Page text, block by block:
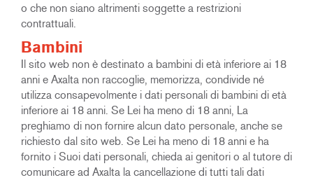
o che non siano altrimenti soggette a restrizioni
contrattuali.
Bambini
Il sito web non è destinato a bambini di età inferiore ai 18
anni e Axalta non raccoglie, memorizza, condivide né
utilizza consapevolmente i dati personali di bambini di età
inferiore ai 18 anni. Se Lei ha meno di 18 anni, La
preghiamo di non fornire alcun dato personale, anche se
richiesto dal sito web. Se Lei ha meno di 18 anni e ha
fornito i Suoi dati personali, chieda ai genitori o al tutore di
comunicare ad Axalta la cancellazione di tutti tali dati